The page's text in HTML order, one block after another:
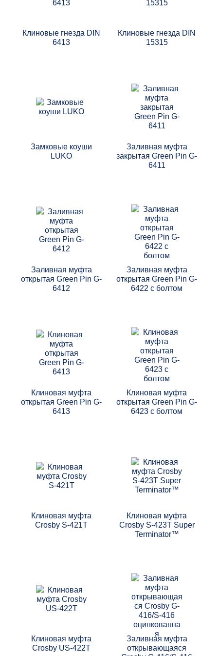
Каталог Terrier
Каталог БМ-Развитие
Клиновые гнезда DIN
6413
Клиновые гнезда DIN
15315
Замковые коуши
LUKO
Заливная муфта
закрытая Green Pin G-
6411
Заливная муфта
открытая Green Pin G-
6412
Заливная муфта
открытая Green Pin G-
6422 с болтом
Клиновая муфта
открытая Green Pin G-
6413
Клиновая муфта
открытая Green Pin G-
6423 с болтом
Клиновая муфта
Crosby S-421T
Клиновая муфта
Crosby S-423T Super
Terminator™
Клиновая муфта
Crosby US-422T
Заливная муфта
открывающаяся